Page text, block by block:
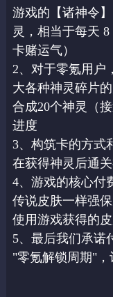
游戏的【诸神令
灵，相当于每天
卡赌运气）
2、对于零氪用户
大各种神灵碎片
合成20个神灵（
进度
3、构筑卡的方式
在获得神灵后通
4、游戏的核心付
传说皮肤一样强
使用游戏获得的
5、最后我们承诺
"零氪解锁周期"